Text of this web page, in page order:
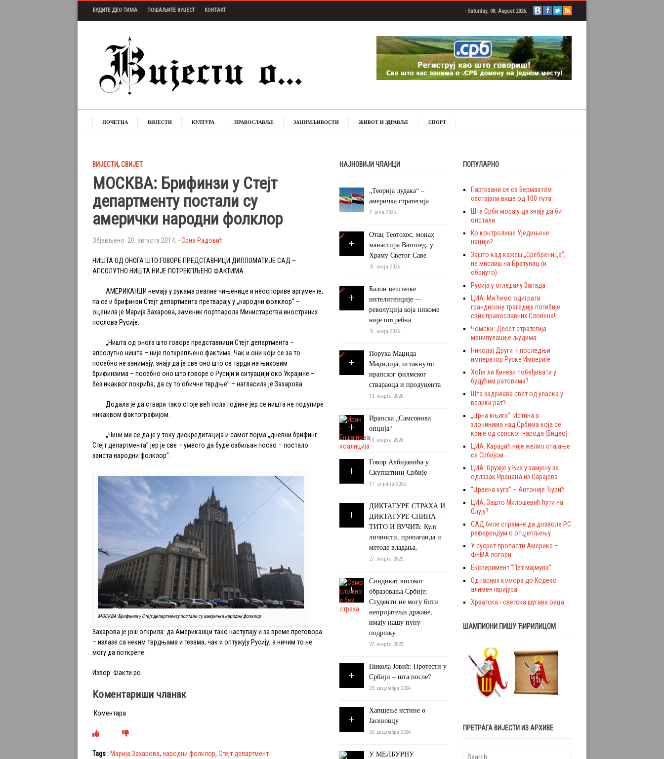
БУДИТЕ ДЕО ТИМА ПОШАЉИТЕ ВИЈЕСТ КОНТАКТ - Saturday, 08. August 2026.
ПОЧЕТНА ВИЈЕСТИ КУЛТУРА ПРАВОСЛАВЉЕ ЗАНИМЉИВОСТИ ЖИВОТ И ЗДРАВЉЕ СПОРТ
ВИЈЕСТИ,СВИЈЕТ
МОСКВА: Брифинзи у Стејт
департменту постали су
амерички народни фолклор
Објављено: 20. августа 2014. -Срна Радовић
НИШТА ОД ОНОГА ШТО ГОВОРЕ ПРЕДСТАВНИЦИ ДИПЛОМАТИЈЕ САД –
АПСОЛУТНО НИШТА НИЈЕ ПОТРЕКПЉЕНО ФАКТИМА
АМЕРИКАНЦИ немају у рукама реалне чињенице и неоспориве аргументе,
па се и брифинзи Стејт департмента претварају у „народни фолклор” –
оценила је Марија Захарова, заменик портпарола Министарства иностраних
послова Русије.
„Ништа од онога што говоре представници Стејт департмента –
апсолутно ништа – није поткрепљено фактима. Чак и они који се за то
посебно не занимају, знају да је све оно што се тврди на њиховим
брифинзима – посебно оно што говоре о Русији и ситуацији око Украјине –
без икаквог покрића, да су то обичне тврдње” – нагласила је Захарова.
Додала је да ствари тако стоје већ пола године јер се ништа не подупире
никаквом фактографијом.
„Чини ми се да је у току дискредитација и самог појма „дневни брифинг
Стејт департмента” јер је све – уместо да буде озбиљан посао – постало
заиста народни фолклор”.
МОСКВА: Брифинзи у Стејт департменту постали су амерички народни фолклор
Захарова је још открила: да Американци тако наступају и за време преговора
– излазе са неким тврдњама и тезама, чак и оптужују Русију, а ничим то не
могу да поткрепе.
Извор: Факти.рс
Коментариши чланак
Коментара
Tags : Марија Захарова, народни фолклор, Стејт департмент
НАЈНОВИЈИ ЧЛАНЦИ
„Теорија лудака“ –
америчка стратегија
2. јуна 2026.
Отац Теотохос, монах
манастира Ватопед, у
Храму Светог Саве
31. маја 2026.
Балон вештачке
интелигенције —
револуција која никоме
није потребна
31. маја 2026.
Порука Маџида
Маџидија, истакнутог
иранског филмског
ствараоца и продуцента
13. марта 2026.
Иранска „Самсонова
опција“
13. марта 2026.
Говор Албијанића у
Скупштини Србије
17. априла 2025.
ДИКТАТУРЕ СТРАХА И
ДИКТАТУРЕ СПИНА –
ТИТО И ВУЧИЋ: Култ
личности, пропаганда и
методе владања.
27. марта 2025.
Синдикат високог
образовања Србије:
Студенти не могу бити
непријатељи државе,
имају нашу пуну
подршку
27. марта 2025.
Никола Јовић: Протести у
Србији – шта после?
23. децембра 2024.
Хапшење истине о
Јасеновцу
23. децембра 2024.
У МЕЛБУРНУ
ПОПУЛАРНО
Партизани се са Вермахтом
састајали више од 100 пута
Шта Срби морају да знају да би
опстали
Ко контролише Уједињене
нације?
Зашто кад кажеш „Сребреница“,
не мислиш на Братунац (и
обрнуто)
Русија у огледалу Запада
ЦИА: Ми ћемо одиграти
грандиозну трагедију погибије
свих православних Словена!
Чомски: Десет стратегија
манипулације људима
Николај Други – последњи
император Руске Империје
Хоће ли Кинези побеђивати у
будућим ратовима?
Шта задржава свет од уласка у
велики рат?
„Црна књига”: Истина о
злочинима над Србима која се
крије од српског народа (Видео)
ЦИА: Караџић није желио спајање
са Србијом
ЦИА: Оружје у Бих у замјену за
одлазак Иранаца из Сарајева
“Црвена куга” – Антоније Ђурић
ЦИА: Зашто Милошевић ћути на
Олују?
САД биле спремне да дозволе РС
референдум о отцјепљењу
У сусрет пропасти Америке –
ФЕМА логори
Експеримент “Пет мајмуна”
Од гасних комора до Кодекс
алиментаријуса
Хрватска - светска шугава овца
ШАМПИОНИ ПИШУ ЋИРИЛИЦОМ
ПРЕТРАГА ВИЈЕСТИ ИЗ АРХИВЕ